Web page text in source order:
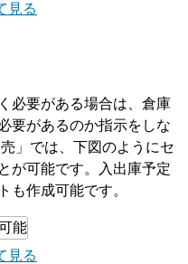
見る
必要がある場合は、倉庫
要があるのか指示をしな
」では、下図のようにセ
が可能です。入出庫予定
も作成可能です。
見る